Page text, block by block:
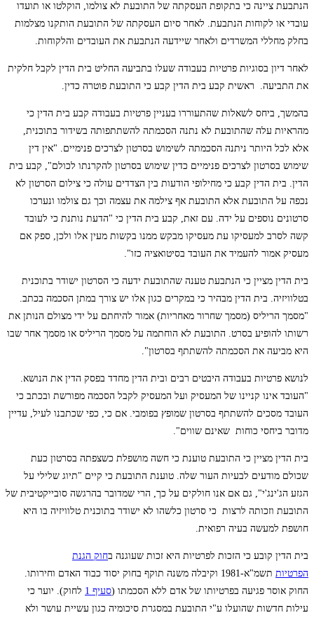
הנתבעת ציינה כי בתקופת העסקתה של התובעת לא צולמו, הוקלטו או תועדו
עובדי או לקוחות הנתבעת. לאחר סיום העסקתה של התובעת הותקנו מצלמות
בחלק מחללי המשרדים ולאחר שיידעה הנתבעת את העובדים והלקוחות.
לאחר דיון בסוגיות פרטיות בעבודה שעלו בתביעה החליט בית הדין לקבל חלקית
את התביעה. ראשית קבע בית הדין קבע כי התובעת פוטרה כדין.
בהמשך, ביחס לשאלות שהתעוררו בעניין פרטיות בעבודה קבע בית הדין כי
מהראיות עלה שהתובעת לא נתנה הסכמתה להשתתפותה בשידור בתוכנית,
אלא לכל היותר ניתנה הסכמתה לשימוש בסרטון לצרכים פנימיים. "אין דין
שימוש בסרטון לצרכים פנימיים כדין שימוש בסרטון להקרנתו לכולם", קבע בית
הדין. בית הדין קבע כי מחילופי הודעות בין הצדדים עולה כי צילום הסרטון לא
נכפה על התובעת אלא התובעת אף צילמה את עצמה וכך גם צולמו ונערכו
סרטונים נוספים על ידה. עם זאת, קבע בית הדין כי "הדעת נותנת כי לעובד
קשה לסרב למעסיקו עת מעסיקו מבקש ממנו בקשות מעין אלו ולכן, ספק אם
מעסיק אמור להעמיד את העובד בסיטואציה כזו".
בית הדין מציין כי הנתבעת טענה שהתובעת ידעה כי הסרטון ישודר בתוכנית
בטלוויזיה. בית הדין מבהיר כי במקרים כגון אלו יש צורך במתן הסכמה בכתב.
"מסמך הריליס (מסמך שחרור מאחריות) אמור להיחתם על ידי מצולם הנותן את
רשותו להופיע בסרט. התובעת לא הוחתמה על מסמך הריליס או מסמך אחר שבו
היא מביעה את הסכמתה להשתתף בסרטון".
לנושא פרטיות בעבודה היבטים רבים ובית הדין מחדד בפסק הדין את הנושא.
"העובד אינו קניינו של המעסיק ועל המעסיק לקבל הסכמה מפורשת ובכתב כי
העובד מסכים להשתתף בסרטון שמופץ בפומבי. אם כי, כפי שכתבנו לעיל, עדיין
מדובר ביחסי כוחות שאינם שווים".
בית הדין מציין כי התובעת טוענת כי חשה מושפלת כשצפתה בסרטון כעת
שכולם מודעים לבעיות העור שלה. טוענת התובעת כי קיים "תיוג שלילי על
הגזע הג'ינג'י", גם אם אנו חולקים על כך, הרי שמדובר בהרגשה סובייקטיבית של
התובעת וזכותה לרצות כי סרטון כלשהו לא ישודר בתוכנית טלוויזיה בו היא
חושפת למעשה בעיה רפואית.
בית הדין קובע כי הזכות לפרטיות היא זכות שעוגנה בחוק הגנת
הפרטיות
תשמ"א-1981 וקיבלה משנה תוקף בחוק יסוד כבוד האדם וחירותו.
החוק אוסר פגיעה בפרטיותו של אדם ללא הסכמתו (סעיף 1
לחוק). יוער כי
עילות חדשות שהועלו ע"י התובעת במסגרת סיכומיה כגון עשיית עושר ולא